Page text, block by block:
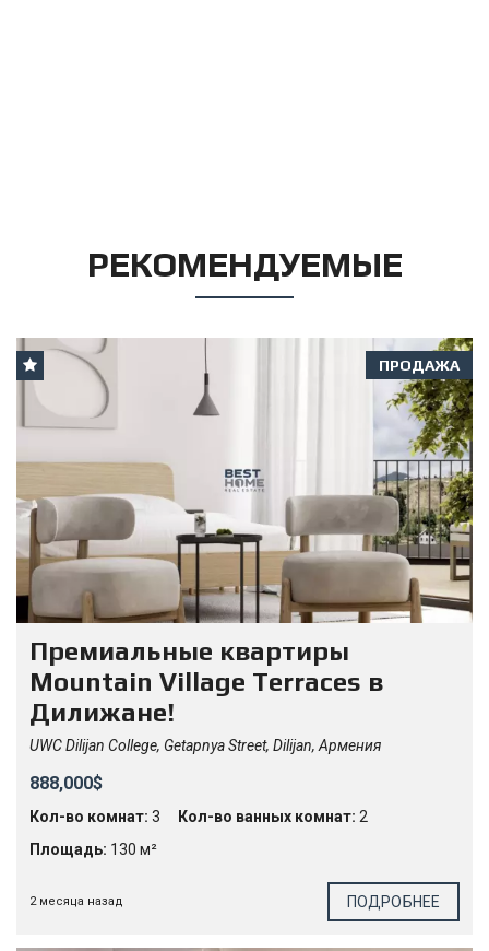
РЕКОМЕНДУЕМЫЕ
ПРОДАЖА
Премиальные квартиры
Mountain Village Terraces в
Дилижане!
UWC Dilijan College, Getapnya Street, Dilijan, Армения
888,000$
Кол-во комнат: 3 Кол-во ванных комнат: 2
Площадь: 130 м²
2 месяца назад ПОДРОБНЕЕ